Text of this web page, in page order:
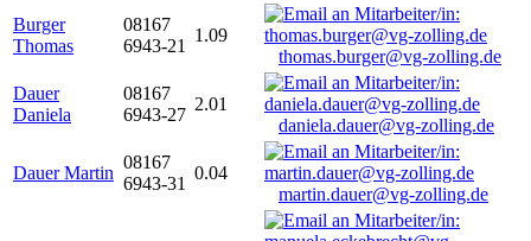
Burger
Thomas
08167
6943-21
1.09
thomas.burger@vg-zolling.de
Dauer
Daniela
08167
6943-27
2.01
daniela.dauer@vg-zolling.de
Dauer Martin
08167
6943-31
0.04
martin.dauer@vg-zolling.de